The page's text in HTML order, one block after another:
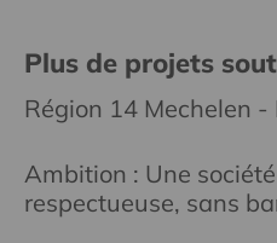
Plus de projets
Région 14 Mechelen
Ambition : Une
respectueuse, sans